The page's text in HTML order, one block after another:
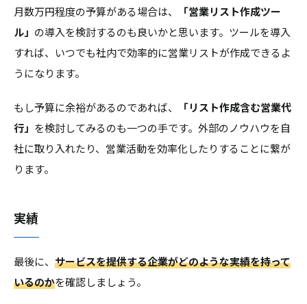
月数万円程度の予算がある場合は、
「営業リスト作成ツー
ル」 の導入を検討するのも良いかと思います。ツールを導入
すれば、いつでも社内で効率的に営業リストが作成できるよ
うになります。
もし予算に余裕があるのであれば、
「リスト作成含む営業代
行」 を検討してみるのも一つの手です。外部のノウハウを自
社に取り入れたり、営業活動を効率化したりすることに繋が
ります。
実績
最後に、 サービスを提供する企業がどのような実績を持って
いるのかを確認しましょう。